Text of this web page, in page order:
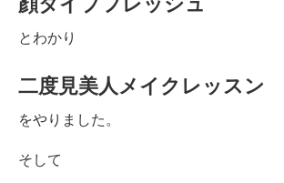
とわかり
二度見美人メイクレッスン
をやりました。
そして